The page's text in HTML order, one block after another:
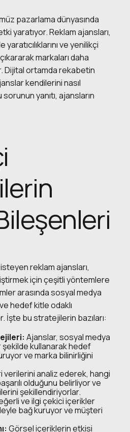
pazarlama dünyasında
yaratıyor. Reklam ajansları,
ve yenilikçi
markaları daha
Dijital ortamda rekabetin
kendilerini nasıl
yanıtı, ajansların
reklam ajansları,
için çeşitli yöntemlere
arasında sosyal medya
hedef kitle odaklı
İşte bu stratejilerin bazıları:
Ajanslar, sosyal medya
şekilde kullanarak hedef
ve marka bilinirliğini
verilerini analiz ederek, hangi
olduğunu belirliyor ve
şekillendiriyorlar.
ve ilgi çekici içerikler
bağ kuruyor ve müşteri
Görsel içeriklerin etkisi